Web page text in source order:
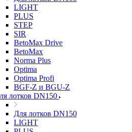
LIGHT
PLUS
STEP
SIR
BetoMax Drive
BetoMax
Norma Plus
Optima
Optima Profi
BGF-Z и BGU-Z
лотков DN150
Для лотков DN150
LIGHT